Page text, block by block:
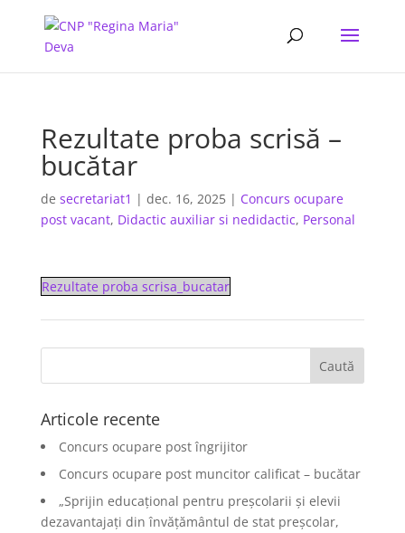
Rezultate proba scrisă –
bucătar
de secretariat1 | dec. 16, 2025| Concurs ocupare
post vacant, Didactic auxiliar si nedidactic, Personal
Rezultate proba scrisa_bucatar
Articole recente
Concurs ocupare post îngrijitor
Concurs ocupare post muncitor calificat – bucătar
„Sprijin educațional pentru preșcolarii și elevii
dezavantajați din învățământul de stat preșcolar,